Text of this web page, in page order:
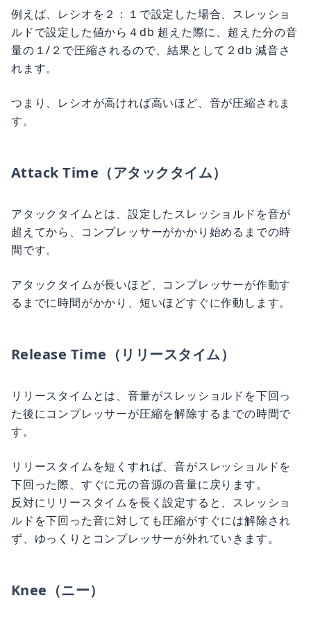
例えば、レシオを２：１で設定した場合、スレッショ
ルドで設定した値から４db 超えた際に、超えた分の音
量の１/２で圧縮されるので、結果として２db 減音さ
れます。
つまり、レシオが高ければ高いほど、音が圧縮されま
す。
Attack Time（アタックタイム）
アタックタイムとは、設定したスレッショルドを音が
超えてから、コンプレッサーがかかり始めるまでの時
間です。
アタックタイムが長いほど、コンプレッサーが作動す
るまでに時間がかかり、短いほどすぐに作動します。
Release Time（リリースタイム）
リリースタイムとは、音量がスレッショルドを下回っ
た後にコンプレッサーが圧縮を解除するまでの時間で
す。
リリースタイムを短くすれば、音がスレッショルドを
下回った際、すぐに元の音源の音量に戻ります。
反対にリリースタイムを長く設定すると、スレッショ
ルドを下回った音に対しても圧縮がすぐには解除され
ず、ゆっくりとコンプレッサーが外れていきます。
Knee（ニー）